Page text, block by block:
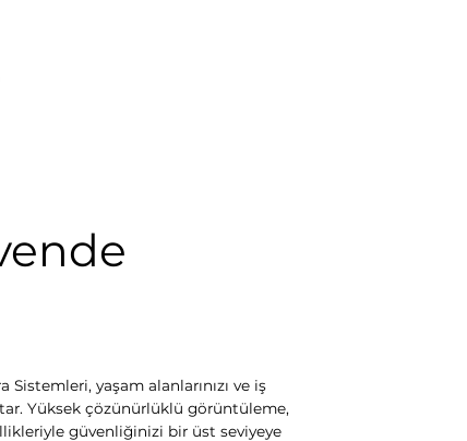
yaşam alanlarınızı ve iş
Yüksek çözünürlüklü görüntüleme,
güvenliğinizi bir üst seviyeye